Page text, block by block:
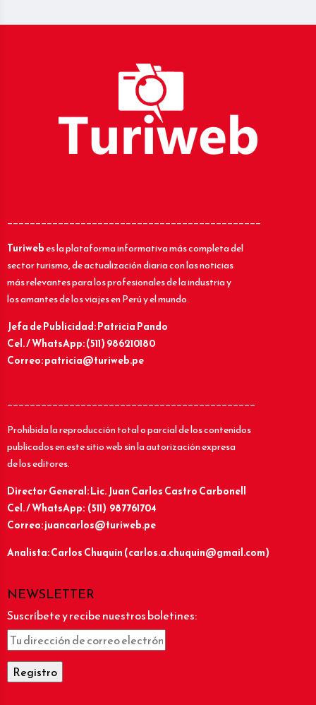
_____________________________________________
Turiwebes la plataforma informativa más completa del
sector turismo, de actualización diaria con las noticias
más relevantes para los profesionales de la industria y
los amantes de los viajes en Perú y el mundo.
Jefa de Publicidad: Patricia Pando
Cel. / WhatsApp: (511) 986210180
Correo: patricia@turiweb.pe
____________________________________________
Prohibida la reproducción total o parcial de los contenidos
publicados en este sitio web sin la autorización expresa
de los editores.
Director General: Lic.Juan Carlos Castro Carbonell
Cel. / WhatsApp: (511) 987761704
Correo: juancarlos@turiweb.pe
Analista: Carlos Chuquín (carlos.a.chuquin@gmail.com)
NEWSLETTER
Suscríbete y recibe nuestros boletines: